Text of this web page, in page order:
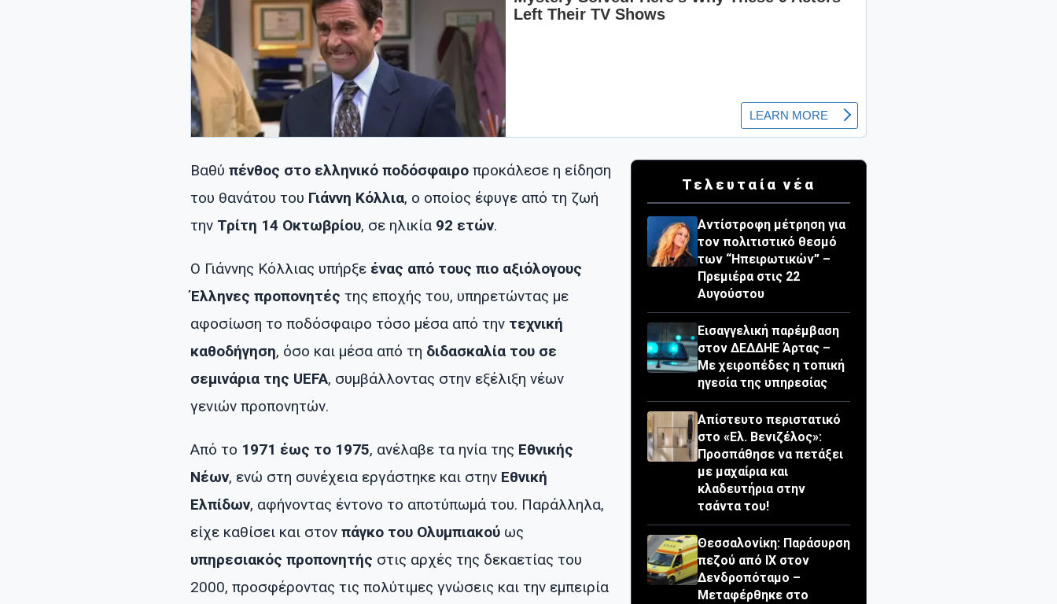
Τελευταία νέα
Αντίστροφη μέτρηση για
τον πολιτιστικό θεσμό
των “Ηπειρωτικών” –
Πρεμιέρα στις 22
Αυγούστου
Εισαγγελική παρέμβαση
στον ΔΕΔΔΗΕ Άρτας –
Με χειροπέδες η τοπική
ηγεσία της υπηρεσίας
Απίστευτο περιστατικό
στο «Ελ. Βενιζέλος»:
Προσπάθησε να πετάξει
με μαχαίρια και
κλαδευτήρια στην
τσάντα του!
Θεσσαλονίκη: Παράσυρση
πεζού από ΙΧ στον
Δενδροπόταμο –
Μεταφέρθηκε στο
Βαθύ πένθος στο ελληνικό ποδόσφαιρο προκάλεσε η είδηση
του θανάτου του Γιάννη Κόλλια, ο οποίος έφυγε από τη ζωή
την Τρίτη 14 Οκτωβρίου, σε ηλικία 92 ετών.
Ο Γιάννης Κόλλιας υπήρξε ένας από τους πιο αξιόλογους
Έλληνες προπονητές της εποχής του, υπηρετώντας με
αφοσίωση το ποδόσφαιρο τόσο μέσα από την τεχνική
καθοδήγηση, όσο και μέσα από τη διδασκαλία του σε
σεμινάρια της UEFA, συμβάλλοντας στην εξέλιξη νέων
γενιών προπονητών.
Από το 1971 έως το 1975, ανέλαβε τα ηνία της Εθνικής
Νέων, ενώ στη συνέχεια εργάστηκε και στην Εθνική
Ελπίδων, αφήνοντας έντονο το αποτύπωμά του. Παράλληλα,
είχε καθίσει και στον πάγκο του Ολυμπιακού ως
υπηρεσιακός προπονητής στις αρχές της δεκαετίας του
2000, προσφέροντας τις πολύτιμες γνώσεις και την εμπειρία